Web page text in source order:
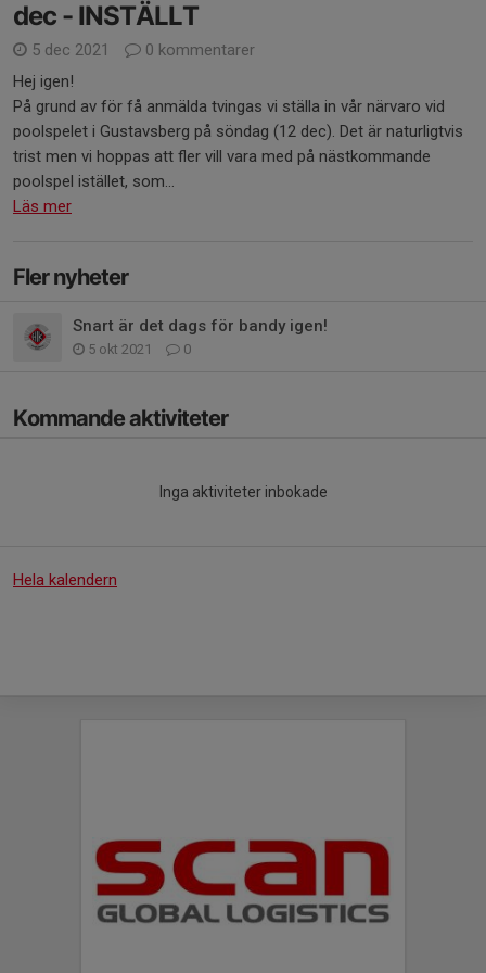
dec - INSTÄLLT
5 dec 2021
0 kommentarer
Hej igen!
På grund av för få anmälda tvingas vi ställa in vår närvaro vid
poolspelet i Gustavsberg på söndag (12 dec). Det är naturligtvis
trist men vi hoppas att fler vill vara med på nästkommande
poolspel istället, som...
Läs mer
Fler nyheter
Snart är det dags för bandy igen!
5 okt 2021 0
Kommande aktiviteter
Inga aktiviteter inbokade
Hela kalendern